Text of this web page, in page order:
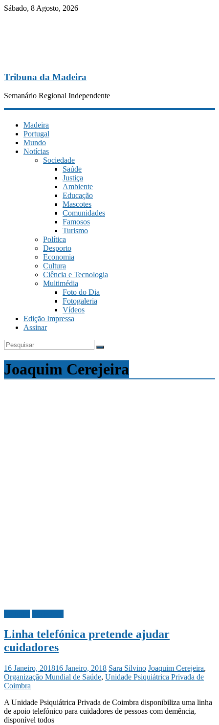
Sábado, 8 Agosto, 2026
Tribuna da Madeira
Semanário Regional Independente
Madeira
Portugal
Mundo
Notícias
Sociedade
Saúde
Justiça
Ambiente
Educação
Mascotes
Comunidades
Famosos
Turismo
Política
Desporto
Economia
Cultura
Ciência e Tecnologia
Multimédia
Foto do Dia
Fotogaleria
Vídeos
Edição Impressa
Assinar
Joaquim Cerejeira
Linha telefónica pretende ajudar
cuidadores
16 Janeiro, 201816 Janeiro, 2018 Sara Silvino Joaquim Cerejeira,
Organização Mundial de Saúde, Unidade Psiquiátrica Privada de
Coimbra
A Unidade Psiquiátrica Privada de Coimbra disponibiliza uma linha
de apoio telefónico para cuidadores de pessoas com demência,
disponível todos